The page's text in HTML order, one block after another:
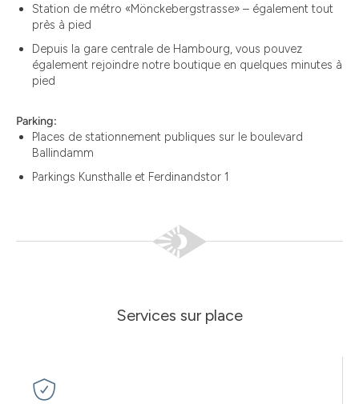
Station de métro «Mönckebergstrasse» – également tout
près à pied
Depuis la gare centrale de Hambourg, vous pouvez
également rejoindre notre boutique en quelques minutes à
pied
Parking:
Places de stationnement publiques sur le boulevard
Ballindamm
Parkings Kunsthalle et Ferdinandstor 1
Services sur place